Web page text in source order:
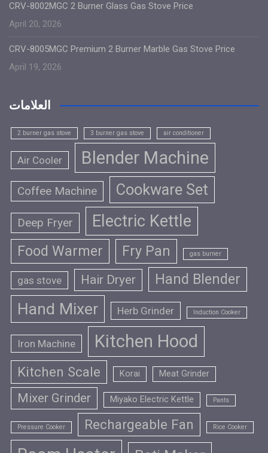
CRV-8002MGC 2 Burner Glass Gas Stove Price
April 20, 2026
CRV-8005MGC Premium 2 Burner Marble Gas Stove Price
April 19, 2026
العلامات
2 burner gas stove 3 burner gas stove air conditioner
Air Cooler Blender Machine
Coffee Machine Cookware Set
Deep Fryer Electric Kettle
Food Warmer Fry Pan gas burner
gas stove Hair Dryer Hand Blender
Hand Mixer Herb Grinder Induction Cooker
Iron Machine Kitchen Hood
Kitchen Scale Korai Meat Grinder
Mixer Grinder Miyako Electric Kettle Pants
Pressure Cooker Rechargeable Fan Rice Cooker